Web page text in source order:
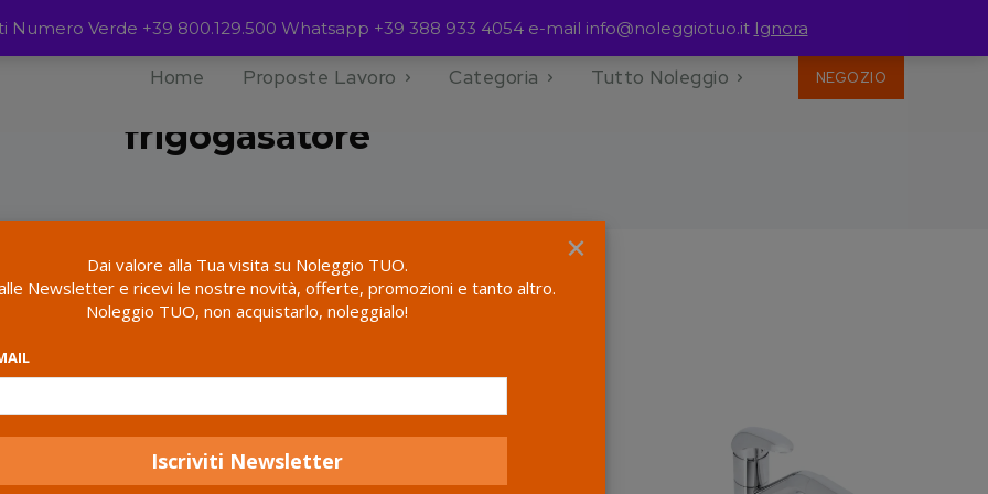
Home Proposte Lavoro Categoria Tutto Noleggio NEGOZIO
frigogasatore
all 6 results
Numero Verde +39 800.129.500 Whatsapp +39 388 933 4054 e-mail info@noleggiotuo.it Ignora
×
Dai valore alla Tua visita su Noleggio TUO.
Newsletter e ricevi le nostre novità, offerte, promozioni e tanto altro.
Noleggio TUO, non acquistarlo, noleggialo!